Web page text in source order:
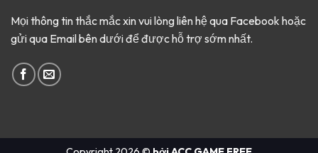
Mọi thông tin thắc mắc xin vui lòng liên hệ qua Facebook hoặc
gửi qua Email bên dưới để được hỗ trợ sớm nhất.